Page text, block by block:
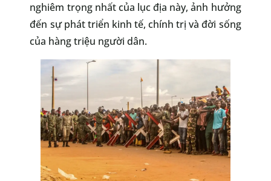
nghiêm trọng nhất của lục địa này, ảnh hưởng
đến sự phát triển kinh tế, chính trị và đời sống
của hàng triệu người dân.